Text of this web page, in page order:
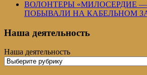
ВОЛОНТЕРЫ «МИЛОСЕРДИЕ
ПОБЫВАЛИ НА КАБЕЛЬНОМ
Наша деятельность
Наша деятельность